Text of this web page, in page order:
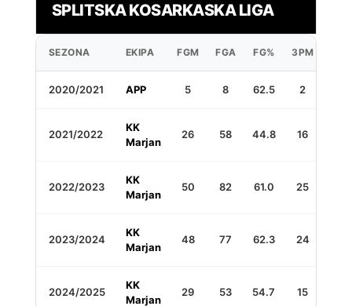
SPLITSKA KOSARKASKA LIGA
SEZONA EKIPA FGM FGA FG% 3PM
2020/2021 APP 5 8 62.5 2
2021/2022
KK
Marjan
26 58 44.8 16
2022/2023
KK
Marjan
50 82 61.0 25
2023/2024
KK
Marjan
48 77 62.3 24
2024/2025
KK
Marjan
29 53 54.7 15